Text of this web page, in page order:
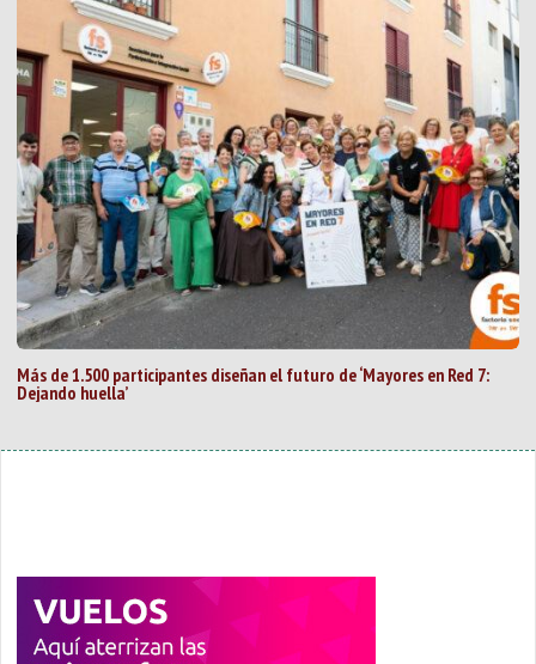
Más de 1.500 participantes diseñan el futuro de ‘Mayores en Red 7:
Dejando huella’